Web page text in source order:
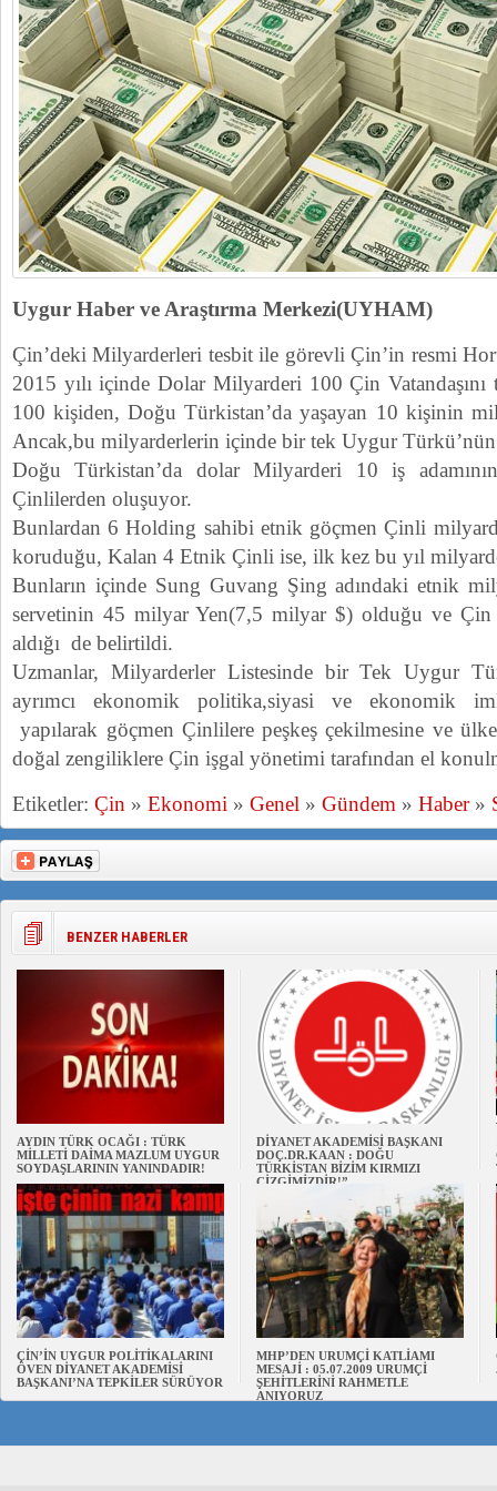
Uygur Haber ve Araştırma Merkezi(UYHAM)
Çin’deki Milyarderleri tesbit ile görevli Çin’in resmi
2015 yılı içinde Dolar Milyarderi 100 Çin
100 kişiden, Doğu Türkistan’da yaşayan 10 kişinin
Ancak,bu milyarderlerin içinde bir tek Uygur Türkü’nün
Doğu Türkistan’da dolar Milyarderi 10 iş
Çinlilerden oluşuyor.
Bunlardan 6 Holding sahibi etnik göçmen Çinli
koruduğu, Kalan 4 Etnik Çinli ise, ilk kez bu yıl
Bunların içinde Sung Guvang Şing adındaki etnik
servetinin 45 milyar Yen(7,5 milyar $) olduğu ve Çin
aldığı de belirtildi.
Uzmanlar, Milyarderler Listesinde bir Tek Uygur
ayrımcı ekonomik politika,siyasi ve ekonomik
yapılarak göçmen Çinlilere peşkeş çekilmesine ve
doğal zengiliklere Çin işgal yönetimi tarafından el
Etiketler: Çin » Ekonomi » Genel » Gündem » Haber»
BENZER HABERLER
AYDIN TÜRK OCAĞI : TÜRK
MİLLETİ DAİMA MAZLUM UYGUR
SOYDAŞLARININ YANINDADIR!
DİYANET AKADEMİSİ BAŞKANI
DOÇ.DR.KAAN : DOĞU
TÜRKİSTAN BİZİM KIRMIZI
ÇİZGİMİZDİR!”
ÇİN’İN UYGUR POLİTİKALARINI
ÖVEN DİYANET AKADEMİSİ
BAŞKANI’NA TEPKİLER SÜRÜYOR
MHP’DEN URUMÇİ KATLİAMI
MESAJİ : 05.07.2009 URUMÇİ
ŞEHİTLERİNİ RAHMETLE
ANIYORUZ